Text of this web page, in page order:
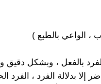
، الواعي بالطبع )
الفرد بالفعل ، وبشكل
إلا بدلالة الفرد ، الفرد